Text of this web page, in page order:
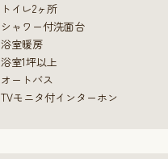
トイレ2ヶ所
シャワー付洗面台
浴室暖房
浴室1坪以上
オートバス
TVモニタ付インターホン